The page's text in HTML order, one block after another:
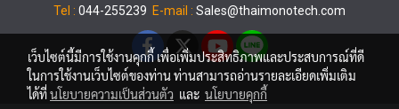
Tel : 044-255239 E-mail : Sales@thaimonotech.com
เว็บไซต์นี้มีการใช้งานคุกกี้ เพื่อเพิ่มประสิทธิภาพและประสบการณ์ที่ดี
ในการใช้งานเว็บไซต์ของท่าน ท่านสามารถอ่านรายละเอียดเพิ่มเติม
ได้ที่นโยบายความเป็นส่วนตัว และ นโยบายคุกกี้